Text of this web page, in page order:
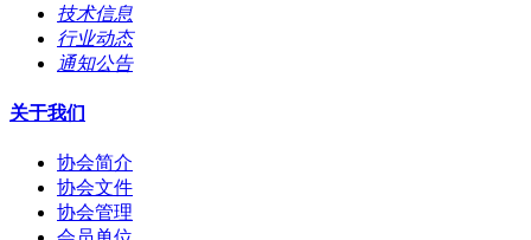
技术信息
行业动态
通知公告
关于我们
协会简介
协会文件
协会管理